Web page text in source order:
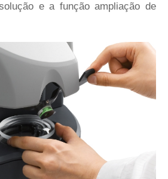
e a função ampliação de